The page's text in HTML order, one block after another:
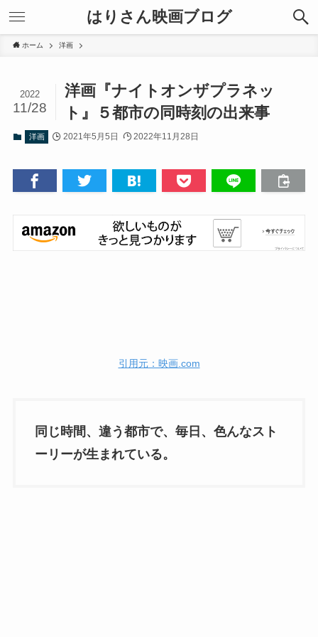
はりさん映画ブログ
ホーム 洋画
洋画『ナイトオンザプラネッ
ト』５都市の同時刻の出来事
2022
11/28
洋画 2021年5月5日 2022年11月28日
引用元：映画.com
同じ時間、違う都市で、毎日、色んなスト
ーリーが生まれている。